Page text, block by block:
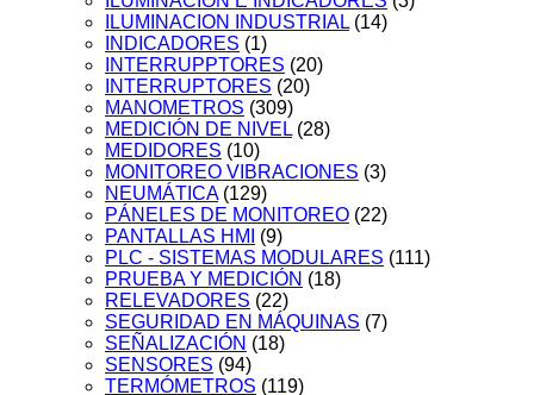
ILUMINACION INDUSTRIAL (14)
INDICADORES (1)
INTERRUPPTORES (20)
INTERRUPTORES (20)
MANOMETROS (309)
MEDICIÓN DE NIVEL (28)
MEDIDORES (10)
MONITOREO VIBRACIONES (3)
NEUMÁTICA (129)
PÁNELES DE MONITOREO (22)
PANTALLAS HMI
(9)
PLC - SISTEMAS MODULARES (111)
PRUEBA Y MEDICIÓN (18)
RELEVADORES (22)
SEGURIDAD EN MÁQUINAS (7)
SEÑALIZACIÓN (18)
SENSORES (94)
TERMÓMETROS (119)